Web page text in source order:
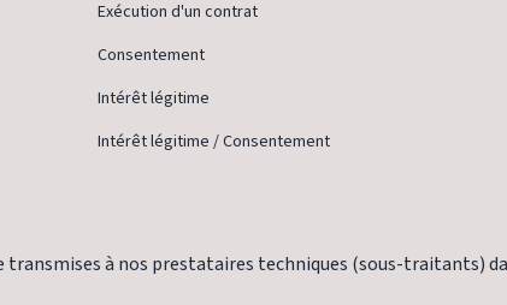
Exécution d'un contrat
Consentement
Intérêt légitime
Intérêt légitime / Consentement
à nos prestataires techniques (sous-traitants)